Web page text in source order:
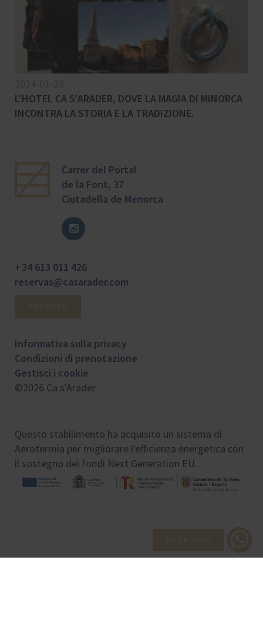
L'HOTEL CA S'ARADER, DOVE LA MAGIA DI MINORCA
INCONTRA LA STORIA E LA TRADIZIONE.
Carrer del Portal
de la Font, 37
Ciutadella de Menorca
+ 34 613 011 426
reservas@casarader.com
Informativa sulla privacy
Condizioni di prenotazione
Gestisci i cookie
©2026 Ca s'Arader
Questo stabilimento ha acquisito un sistema di
Aerotermia per migliorare l'efficienza energetica con
il sostegno dei fondi Next Generation EU.